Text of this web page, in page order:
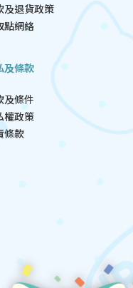
及退貨政策
點網絡
及條款
及條件
權政策
條款